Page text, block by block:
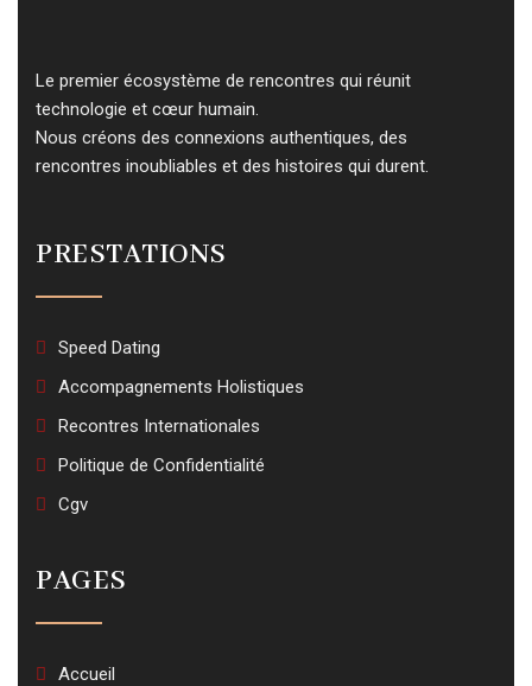
Le premier écosystème de rencontres qui réunit
technologie et cœur humain.
Nous créons des connexions authentiques, des
rencontres inoubliables et des histoires qui durent.
PRESTATIONS
Speed Dating
Accompagnements Holistiques
Recontres Internationales
Politique de Confidentialité
Cgv
PAGES
Accueil